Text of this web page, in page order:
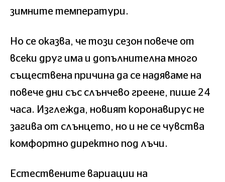
зимните температури.
Но се оказва, че този сезон повече от
всеки друг има и допълнителна много
съществена причина да се надяваме на
повече дни със слънчево греене, пише 24
часа. Изглежда, новият коронавирус не
загива от слънцето, но и не се чувства
комфортно директно под лъчи.
Естествените вариации на